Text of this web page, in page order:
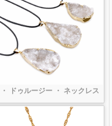
・ ドゥルージー ・ ネックレス